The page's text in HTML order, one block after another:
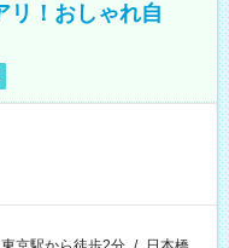
リ！おしゃれ自